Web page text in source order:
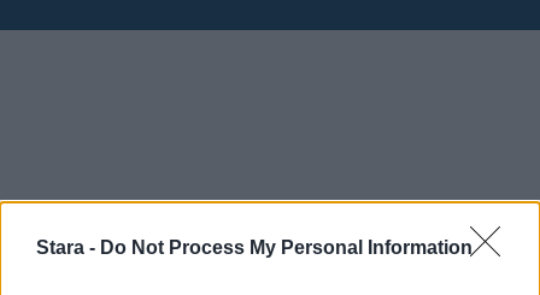
Stara - Do Not Process My Personal Information